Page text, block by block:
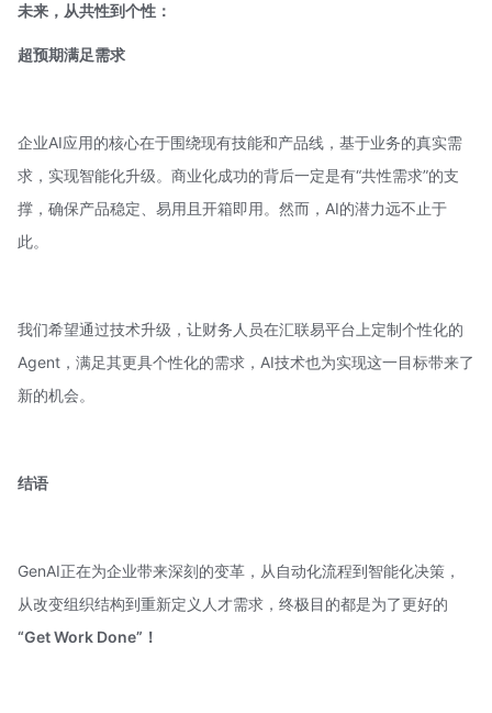
未来，从共性到个性：
超预期满足需求
企业AI应用的核心在于围绕现有技能和产品线，基于业务的真实需
求，实现智能化升级。商业化成功的背后一定是有“共性需求”的支
撑，确保产品稳定、易用且开箱即用。然而，AI的潜力远不止于
此。
我们希望通过技术升级，让财务人员在汇联易平台上定制个性化的
Agent，满足其更具个性化的需求，AI技术也为实现这一目标带来了
新的机会。
结语
GenAI正在为企业带来深刻的变革，从自动化流程到智能化决策，
从改变组织结构到重新定义人才需求，终极目的都是为了更好的
“Get Work Done”！